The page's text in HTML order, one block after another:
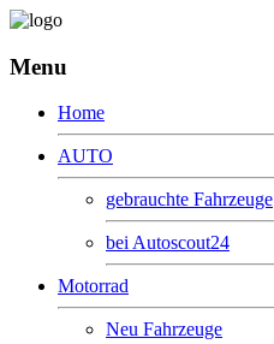
Menu
Home
AUTO
gebrauchte Fahrzeuge
bei Autoscout24
Motorrad
Neu Fahrzeuge